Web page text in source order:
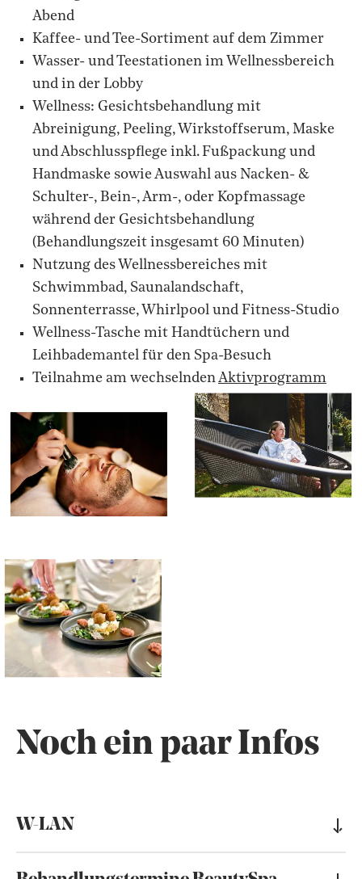
Abend
Kaffee- und Tee-Sortiment auf dem Zimmer
Wasser- und Teestationen im Wellnessbereich
und in der Lobby
Wellness: Gesichtsbehandlung mit
Abreinigung, Peeling, Wirkstoffserum, Maske
und Abschlusspflege inkl. Fußpackung und
Handmaske sowie Auswahl aus Nacken- &
Schulter-, Bein-, Arm-, oder Kopfmassage
während der Gesichtsbehandlung
(Behandlungszeit insgesamt 60 Minuten)
Nutzung des Wellnessbereiches mit
Schwimmbad, Saunalandschaft,
Sonnenterrasse, Whirlpool und Fitness-Studio
Wellness-Tasche mit Handtüchern und
Leihbademantel für den Spa-Besuch
Teilnahme am wechselndenAktivprogramm
Noch ein paar Infos
W-LAN